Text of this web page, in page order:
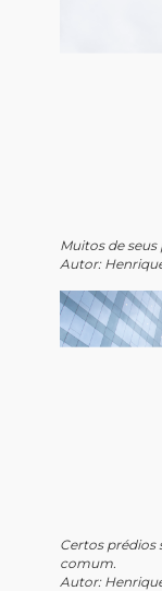
Muitos de
Autor:
Certos prédios
comum.
Autor: